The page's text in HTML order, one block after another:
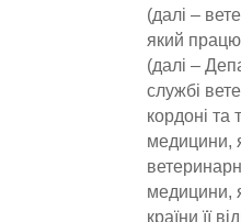
(далі –
який
(далі –
службі
кордоні та
медицини,
медицини,
країни її